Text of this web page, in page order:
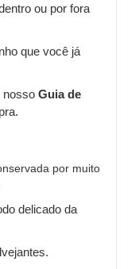
ou por fora
que você já
nosso Guia de
por muito
delicado da